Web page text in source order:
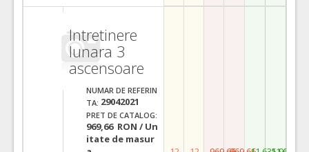
Intretinere
lunara 3
ascensoare
NUMAR DE REFERIN
TA: 29042021
PRET DE CATALOG:
969,66 RON / Un
itate de masur